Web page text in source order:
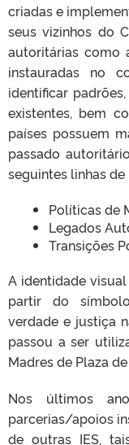
criadas e
seus vizinhos do
autoritárias como
instauradas no
identificar
existentes, bem
países possuem
passado
seguintes linhas de
Políticas de
Legados
Transições
A identidade visual
partir do
verdade e justiça
passou a ser
Madres de Plaza
Nos últimos
parcerias/apoios
de outras IES,